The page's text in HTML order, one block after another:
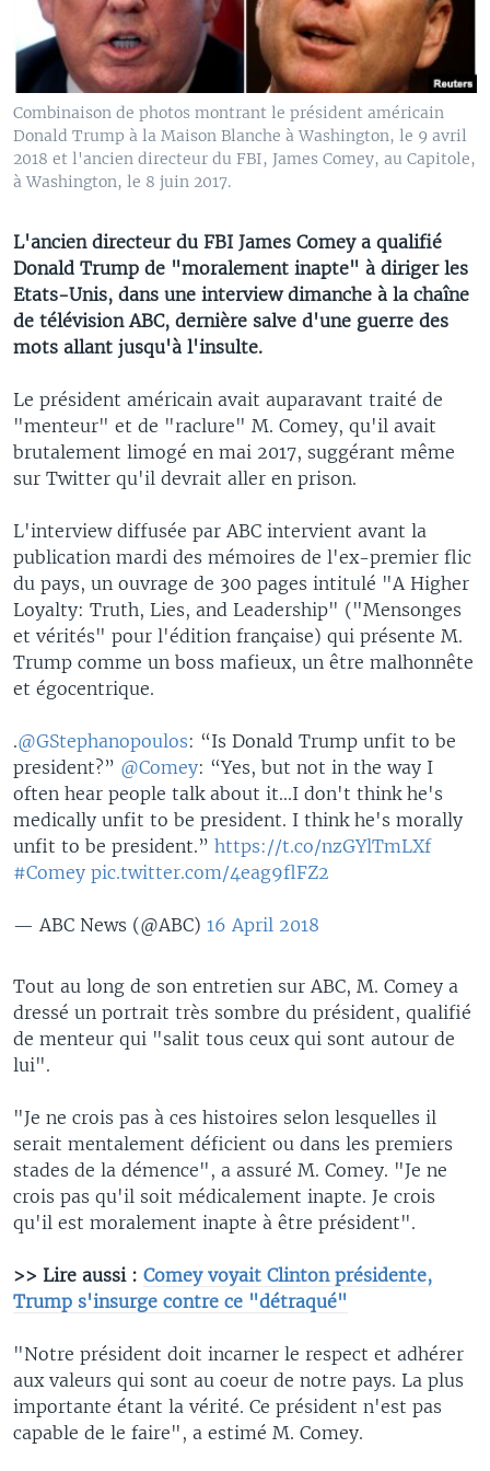
Combinaison de photos montrant le président américain
Donald Trump à la Maison Blanche à Washington, le 9 avril
2018 et l'ancien directeur du FBI, James Comey, au Capitole,
à Washington, le 8 juin 2017.
L'ancien directeur du FBI James Comey a qualifié
Donald Trump de "moralement inapte" à diriger les
Etats-Unis, dans une interview dimanche à la chaîne
de télévision ABC, dernière salve d'une guerre des
mots allant jusqu'à l'insulte.
Le président américain avait auparavant traité de
"menteur" et de "raclure" M. Comey, qu'il avait
brutalement limogé en mai 2017, suggérant même
sur Twitter qu'il devrait aller en prison.
L'interview diffusée par ABC intervient avant la
publication mardi des mémoires de l'ex-premier flic
du pays, un ouvrage de 300 pages intitulé "A Higher
Loyalty: Truth, Lies, and Leadership" ("Mensonges
et vérités" pour l'édition française) qui présente M.
Trump comme un boss mafieux, un être malhonnête
et égocentrique.
.@GStephanopoulos: “Is Donald Trump unfit to be
president?” @Comey: “Yes, but not in the way I
often hear people talk about it...I don't think he's
medically unfit to be president. I think he's morally
unfit to be president.” https://t.co/nzGYlTmLXf
#Comey pic.twitter.com/4eag9flFZ2
— ABC News (@ABC) 16 April 2018
Tout au long de son entretien sur ABC, M. Comey a
dressé un portrait très sombre du président, qualifié
de menteur qui "salit tous ceux qui sont autour de
lui".
"Je ne crois pas à ces histoires selon lesquelles il
serait mentalement déficient ou dans les premiers
stades de la démence", a assuré M. Comey. "Je ne
crois pas qu'il soit médicalement inapte. Je crois
qu'il est moralement inapte à être président".
>> Lire aussi : Comey voyait Clinton présidente,
Trump s'insurge contre ce "détraqué"
"Notre président doit incarner le respect et adhérer
aux valeurs qui sont au coeur de notre pays. La plus
importante étant la vérité. Ce président n'est pas
capable de le faire", a estimé M. Comey.